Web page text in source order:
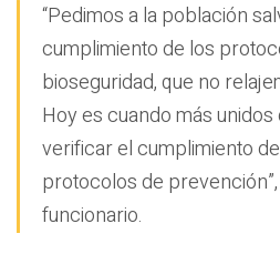
“Pedimos a la población
cumplimiento de los
bioseguridad, que no
Hoy es cuando más
verificar el cumplimiento
protocolos de
funcionario.